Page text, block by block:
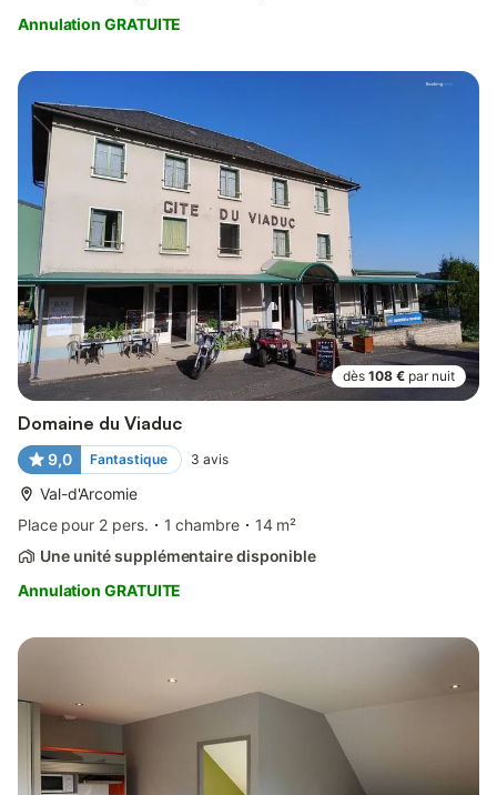
Annulation GRATUITE
dès 108 € par nuit
Domaine du Viaduc
9,0 Fantastique 3 avis
Val-d'Arcomie
Place pour 2 pers.
1 chambre
14 m²
Une unité supplémentaire disponible
Annulation GRATUITE